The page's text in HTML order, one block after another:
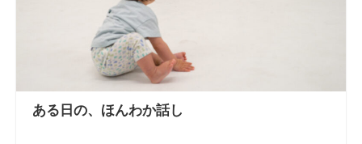
ある日の、ほんわか話し